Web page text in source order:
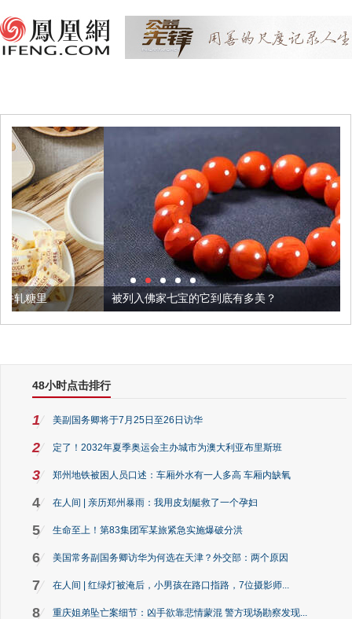
被列入佛家七宝的它到底有多美？
48小时点击排行
1 美副国务卿将于7月25日至26日访华
2 定了！2032年夏季奥运会主办城市为澳大利亚布里斯班
3 郑州地铁被困人员口述：车厢外水有一人多高 车厢内缺氧
4 在人间 | 亲历郑州暴雨：我用皮划艇救了一个孕妇
5 生命至上！第83集团军某旅紧急实施爆破分洪
6 美国常务副国务卿访华为何选在天津？外交部：两个原因
7 在人间 | 红绿灯被淹后，小男孩在路口指路，7位摄影师...
8 重庆姐弟坠亡案细节：凶手欲靠悲情蒙混 警方现场勘察发现...